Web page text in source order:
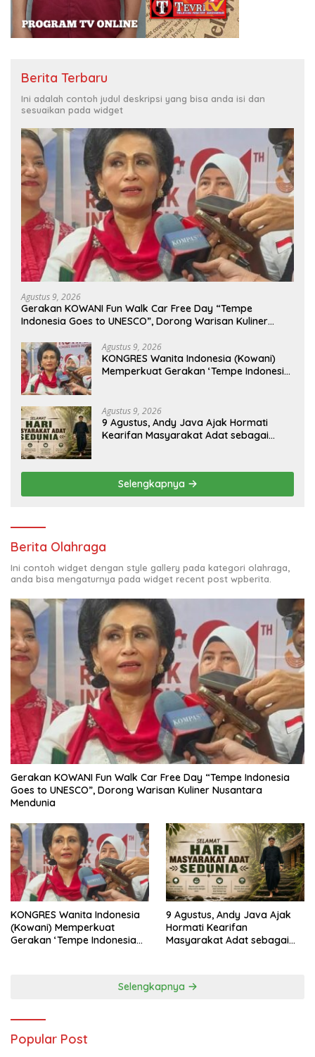
Berita Terbaru
Ini adalah contoh judul deskripsi yang bisa anda isi dan
sesuaikan pada widget
Agustus 9, 2026
Gerakan KOWANI Fun Walk Car Free Day “Tempe
Indonesia Goes to UNESCO”, Dorong Warisan Kuliner
Agustus 9, 2026
KONGRES Wanita Indonesia (Kowani)
Memperkuat Gerakan ‘Tempe Indonesia
Agustus 9, 2026
9 Agustus, Andy Java Ajak Hormati
Kearifan Masyarakat Adat sebagai
Selengkapnya
Berita Olahraga
Ini contoh widget dengan style gallery pada kategori olahraga,
anda bisa mengaturnya pada widget recent post wpberita.
Gerakan KOWANI Fun Walk Car Free Day “Tempe Indonesia
Goes to UNESCO”, Dorong Warisan Kuliner Nusantara
Mendunia
KONGRES Wanita Indonesia
(Kowani) Memperkuat
Gerakan ‘Tempe Indonesia
9 Agustus, Andy Java Ajak
Hormati Kearifan
Masyarakat Adat sebagai
Selengkapnya
Popular Post